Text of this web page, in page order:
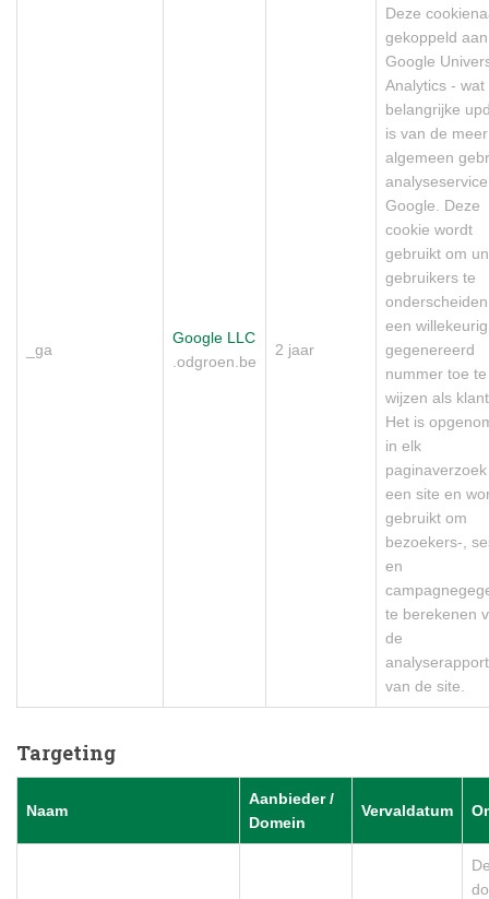
_ga
Google LLC
.odgroen.be
2 jaar
Deze
gekoppeld aan
Google
Analytics - wat
belangrijke
is van de meer
algemeen
Google. Deze
cookie wordt
gebruikt om
gebruikers te
een willekeurig
gegenereerd
nummer toe te
wijzen als
Het is
in elk
een site en
gebruikt om
bezoekers-,
en
te berekenen
de
van de site.
Targeting
Naam
Aanbieder /
Domein
Vervaldatum